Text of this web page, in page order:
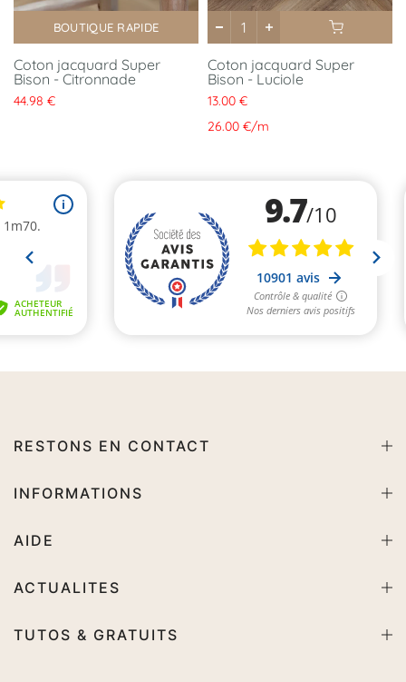
BOUTIQUE RAPIDE
Coton jacquard Super
Bison - Citronnade
44.98 €
Coton jacquard Super
Bison - Luciole
13.00 €
26.00 €/m
RESTONS EN CONTACT
INFORMATIONS
AIDE
ACTUALITES
TUTOS & GRATUITS